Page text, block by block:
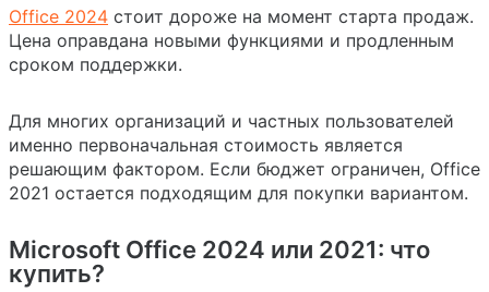
Office 2024 стоит дороже на момент старта продаж.
Цена оправдана новыми функциями и продленным
сроком поддержки.
Для многих организаций и частных пользователей
именно первоначальная стоимость является
решающим фактором. Если бюджет ограничен, Office
2021 остается подходящим для покупки вариантом.
Microsoft Office 2024 или 2021: что
купить?